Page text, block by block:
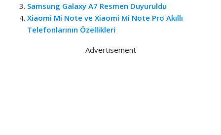
Samsung Galaxy A7 Resmen Duyuruldu
Xiaomi Mi Note ve Xiaomi Mi Note Pro Akıllı
Telefonlarının Özellikleri
Advertisement